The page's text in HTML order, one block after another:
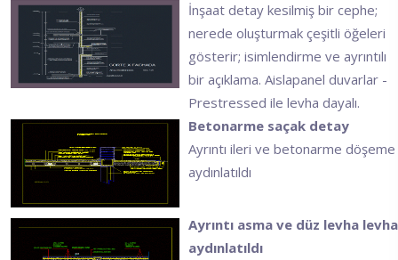
İnşaat detay kesilmiş bir cephe;
nerede oluşturmak çeşitli öğeleri
gösterir; isimlendirme ve ayrıntılı
bir açıklama. Aislapanel duvarlar -
Prestressed ile levha dayalı.
Betonarme saçak detay
Ayrıntı ileri ve betonarme döşeme
aydınlatıldı
Ayrıntı asma ve düz levha levha
aydınlatıldı